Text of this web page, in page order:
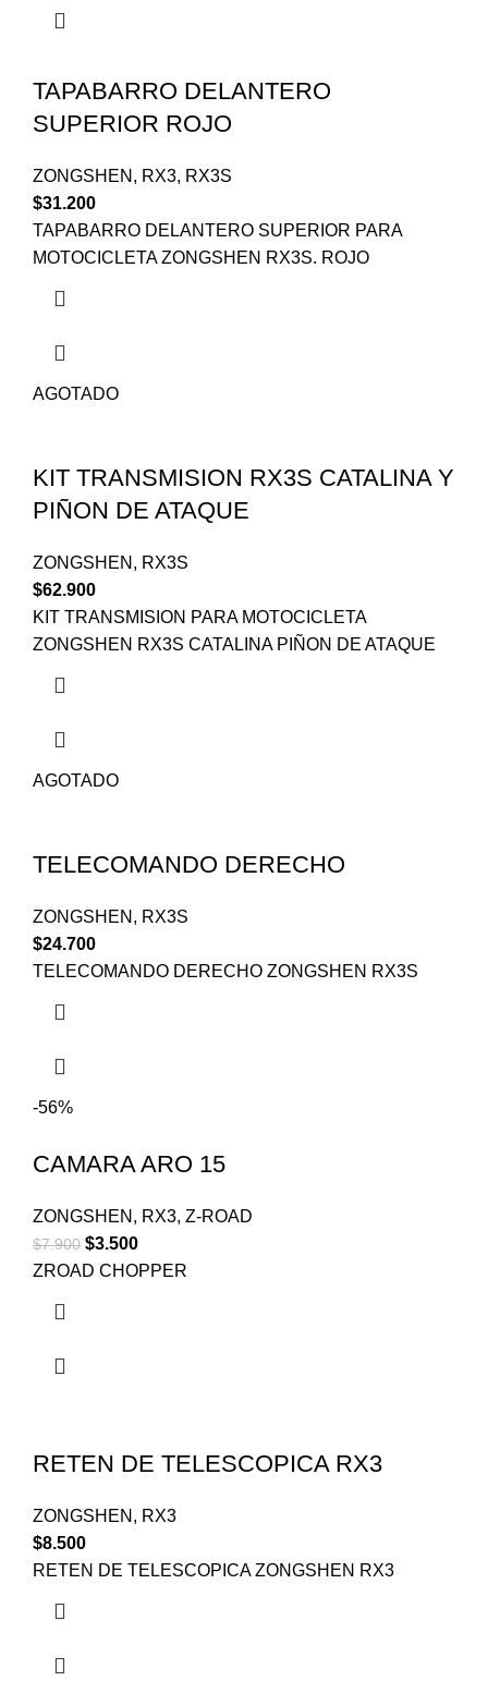
TAPABARRO DELANTERO
SUPERIOR ROJO
ZONGSHEN , RX3, RX3S
$31.200
TAPABARRO DELANTERO SUPERIOR PARA
MOTOCICLETA ZONGSHEN RX3S. ROJO
AGOTADO
KIT TRANSMISION RX3S CATALINA Y
PIÑON DE ATAQUE
ZONGSHEN , RX3S
$62.900
KIT TRANSMISION PARA MOTOCICLETA
ZONGSHEN RX3S CATALINA PIÑON DE ATAQUE
AGOTADO
TELECOMANDO DERECHO
ZONGSHEN , RX3S
$24.700
TELECOMANDO DERECHO ZONGSHEN RX3S
-56%
CAMARA ARO 15
ZONGSHEN , RX3, Z-ROAD
$7.900 $3.500
ZROAD CHOPPER
RETEN DE TELESCOPICA RX3
ZONGSHEN , RX3
$8.500
RETEN DE TELESCOPICA ZONGSHEN RX3